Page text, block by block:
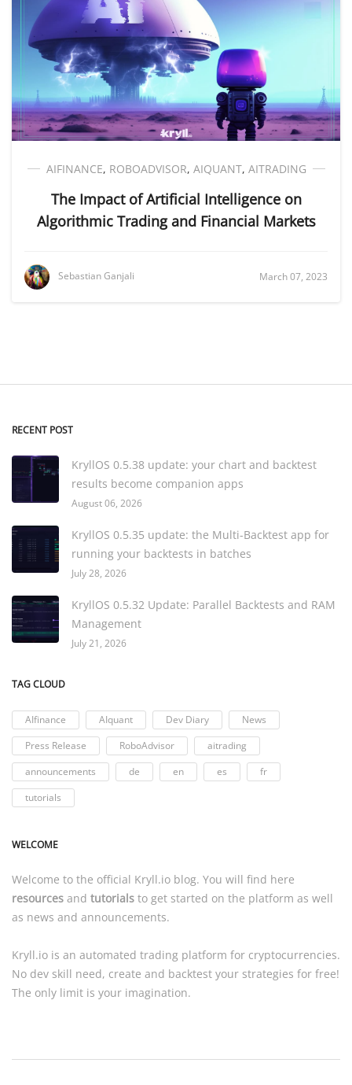
AIFINANCE, ROBOADVISOR, AIQUANT, AITRADING
The Impact of Artificial Intelligence on
Algorithmic Trading and Financial Markets
Sebastian Ganjali March 07, 2023
RECENT POST
KryllOS 0.5.38 update: your chart and backtest
results become companion apps
August 06, 2026
KryllOS 0.5.35 update: the Multi-Backtest app for
running your backtests in batches
July 28, 2026
KryllOS 0.5.32 Update: Parallel Backtests and RAM
Management
July 21, 2026
TAG CLOUD
AIfinance AIquant Dev Diary
News
Press Release
RoboAdvisor
aitrading
announcements
de en es
fr
tutorials
WELCOME
Welcome to the official Kryll.io blog. You will find here
resources and tutorials to get started on the platform as well
as news and announcements.
Kryll.io is an automated trading platform for cryptocurrencies.
No dev skill need, create and backtest your strategies for free!
The only limit is your imagination.